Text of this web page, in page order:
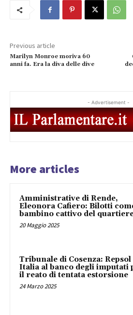
Previous article
Marilyn Monroe moriva 60
anni fa. Era la diva delle dive
- Advertisement -
More articles
Amministrative di Rende,
Eleonora Cafiero: Bilotti
bambino cattivo del
20 Maggio 2025
Tribunale di Cosenza: Repsol
Italia al banco degli imputati
il reato di tentata estorsione
24 Marzo 2025